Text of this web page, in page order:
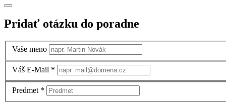
Pridať otázku do poradne
Vaše meno
Váš E-Mail *
Predmet *